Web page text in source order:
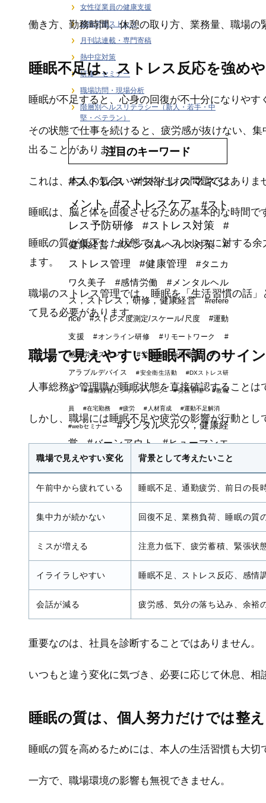
働き方、勤務時間、休憩の取り方、業務量、職場
睡眠不足は、ストレス反応を強め
睡眠が不足すると、心身の回復が不十分になりやす
その状態で仕事を続けると、疲労感が抜けない、
出ることがあります。
これは、本人の気合いや性格だけの問題ではありま
睡眠は、脳と体を回復させるための基本的な時間で
睡眠の質が低下した状態では、ストレスに対する
ます。
職場のストレス管理では、睡眠を「生活習慣の話
て見る必要があります。
職場で見えやすい睡眠不調のサイン
人事総務や管理職が睡眠状態を直接確認することは
しかし、職場には睡眠不足や疲労の影響が行動とし
職場で見えやすい変化 背景として考えたいこと
午前中から疲れている 睡眠不足、通勤疲労、前日の長
集中力が続かない 回復不足、業務負荷、睡眠の質
ミスが増える 注意力低下、疲労蓄積、緊張状
イライラしやすい 睡眠不足、ストレス反応、感情
会話が減る 疲労感、気分の落ち込み、余裕
重要なのは、社員を診断することではありません。
いつもと違う変化に気づき、必要に応じて休息、
睡眠の質は、個人努力だけでは整
睡眠の質を高めるためには、本人の生活習慣も大切
一方で、職場環境の影響も無視できません。
女性従業員の健康支援
感情労働ストレス
月刊誌連載・専門寄稿
熱中症対策
研修・セミナー
職場訪問・現場分析
階層別ヘルスリテラシー（新人・若手・中
堅・ベテラン）
注目のキーワード
#ストレス
#ストレスマネジ
メント
#ストレスケア
#スト
レス予防研修
#ストレス対策
#
健康経営
#メンタルヘルス対策
#
ストレス管理
#健康管理
#タニカ
ワ久美子
#感情労働
#メンタルヘル
ス，ストレス，研修，健康経営
#refere
nce
#ストレス度測定/スケール/尺度
#運動
支援
#オンライン研修 #リモートワーク #
感情労働ストレス #労働安全衛生教育 #ウエ
アラブルデバイス #安全衛生活動 #DXストレス研
修 #健康経営コンサルティング #労務管理 #教職
員 #在宅勤務 #疲労 #人材育成 #運動不足解消
#webセミナー
#メンタルヘルス，健康経
営
#バーンアウト
#ヒューマンエ
ラー
#生産性向上
#メンタルヘル